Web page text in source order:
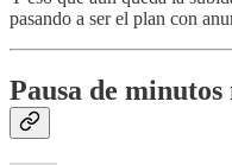
pasando a ser el plan con
Pausa de minutos